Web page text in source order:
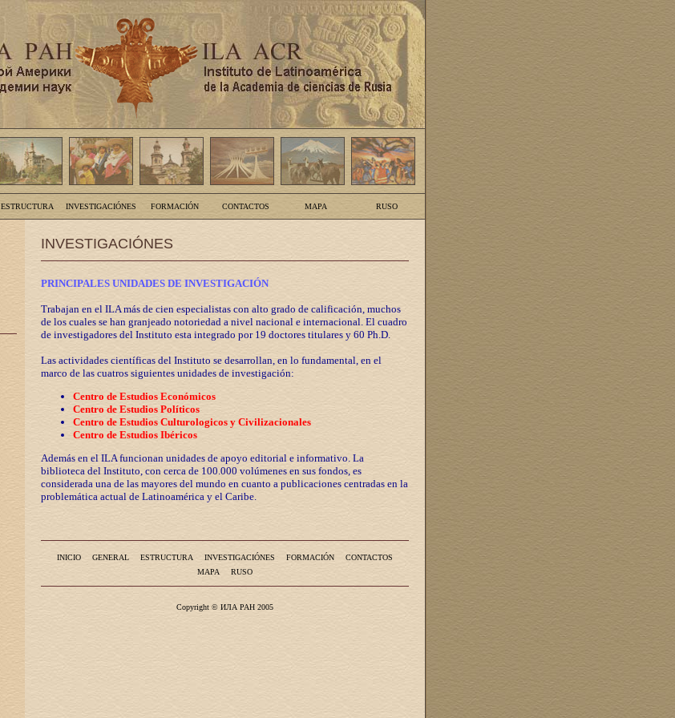
ESTRUCTURA INVESTIGACIÓNES FORMACIÓN CONTACTOS MAPA RUSO
INVESTIGACIÓNES
PRINCIPALES UNIDADES DE INVESTIGACIÓN
Trabajan en el ILA más de cien especialistas con alto grado de calificación, muchos
de los cuales se han granjeado notoriedad a nivel nacional e internacional. El cuadro
de investigadores del Instituto esta integrado por 19 doctores titulares y 60 Ph.D.
Las actividades científicas del Instituto se desarrollan, en lo fundamental, en el
marco de las cuatros siguientes unidades de investigación:
Centro de Estudios Económicos
Centro de Estudios Políticos
Centro de Estudios Culturologicos y Civilizacionales
Centro de Estudios Ibéricos
Además en el ILA funcionan unidades de apoyo editorial e informativo. La
biblioteca del Instituto, con cerca de 100.000 volúmenes en sus fondos, es
considerada una de las mayores del mundo en cuanto a publicaciones centradas en la
problemática actual de Latinoamérica y el Caribe.
INICIO GENERAL ESTRUCTURA INVESTIGACIÓNES FORMACIÓN
CONTACTOS
MAPA
RUSO
Copyright © ИЛА РАН 2005